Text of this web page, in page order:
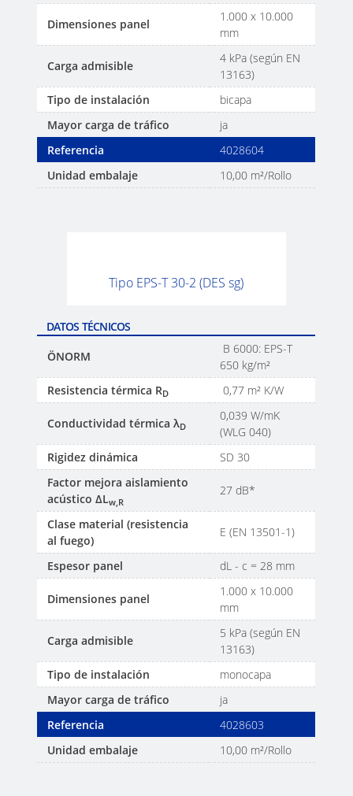
Dimensiones panel
1.000 x 10.000
mm
Carga admisible
4 kPa (según EN
13163)
Tipo de instalación
bicapa
Mayor carga de tráfico
ja
Referencia
4028604
Unidad embalaje
10,00 m²/Rollo
Tipo EPS-T 30-2 (DES sg)
DATOS TÉCNICOS
ÖNORM
B 6000: EPS-T
650 kg/m²
Resistencia térmica RD 0,77 m² K/W
Conductividad térmica λD
0,039 W/mK
(WLG 040)
Rigidez dinámica
SD 30
Factor mejora aislamiento
acústico ΔLw,R
27 dB*
Clase material (resistencia
al fuego)
E (EN 13501-1)
Espesor panel dL - c = 28 mm
Dimensiones panel
1.000 x 10.000
mm
Carga admisible
5 kPa (según EN
13163)
Tipo de instalación
monocapa
Mayor carga de tráfico
ja
Referencia
4028603
Unidad embalaje
10,00 m²/Rollo